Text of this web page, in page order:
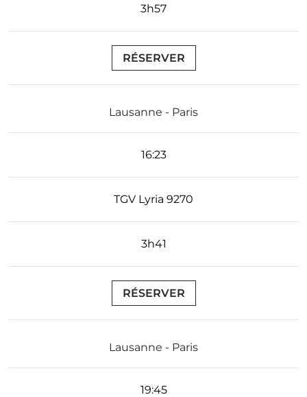
3h57
RÉSERVER
Lausanne - Paris
16:23
TGV Lyria 9270
3h41
RÉSERVER
Lausanne - Paris
19:45